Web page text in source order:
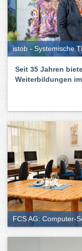
istob - Systemische
Seit 35 Jahren
Weiterbildungen
FCS AG: Computer-